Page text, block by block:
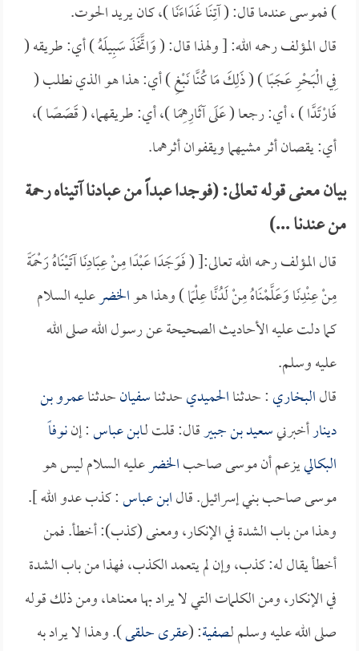
) فموسى عندما قال: ( آتِنَا غَدَاءَنَا )، كان يريد الحوت.
قال المؤلف رحمه الله: [ ولهذا قال: ( وَاتَّخَذَ سَبِيلَهُ ) أي: طريقه (
فِي الْبَحْرِ عَجَبًا ) ( ذَلِكَ مَا كُنَّا نَبْغِ ) أي: هذا هو الذي نطلب (
فَارْتَدَّا ) ، أي: رجعا ( عَلَى آثَارِهِمَا )، أي: طريقهما، ( قَصَصًا )،
أي: يقصان أثر مشيهما ويقفوان أثرهما.
بيان معنى قوله تعالى: (فوجدا عبداً من عبادنا آتيناه رحمة
من عندنا ...)
قال المؤلف رحمه الله تعالى:[ ( فَوَجَدَا عَبْدًا مِنْ عِبَادِنَا آتَيْنَاهُ رَحْمَةً
مِنْ عِنْدِنَا وَعَلَّمْنَاهُ مِنْ لَدُنَّا عِلْمًا ) وهذا هوالخضرعليه السلام
كما دلت عليه الأحاديث الصحيحة عن رسول الله صلى الله
عليه وسلم.
قالالبخاري: حدثناالحميديحدثناسفيانحدثناعمرو بن
دينارأخبرنيسعيد بن جبيرقال: قلت لـابن عباس: إننوفاً
البكالييزعم أن موسى صاحبالخضرعليه السلام ليس هو
موسى صاحب بني إسرائيل. قالابن عباس: كذب عدو الله ].
وهذا من باب الشدة في الإنكار، ومعنى (كذب): أخطأ. فمن
أخطأ يقال له: كذب، وإن لم يتعمد الكذب، فهذا من باب الشدة
في الإنكار، ومن الكلمات التي لا يراد بها معناها، ومن ذلك قوله
صلى الله عليه وسلم لـصفية: (عقرى حلقى). وهذا لا يراد به